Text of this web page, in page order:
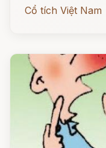
Cổ tích Việt Nam